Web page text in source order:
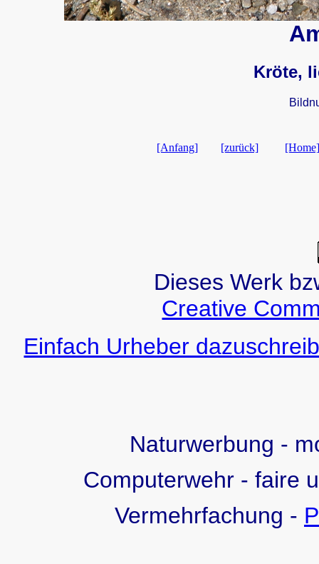
Kröte,
[Anfang] [zurück] [Home]
Dieses Werk
Creative
Einfach Urheber
Naturwerbung -
Computerwehr - faire
Vermehrfachung -